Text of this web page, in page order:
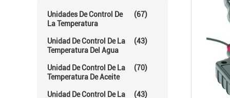
Unidades De Control De
La Temperatura
(67)
Unidad De Control De La
Temperatura Del Agua
(43)
Unidad De Control De La
Temperatura De Aceite
(70)
Unidad De Control De La (43)